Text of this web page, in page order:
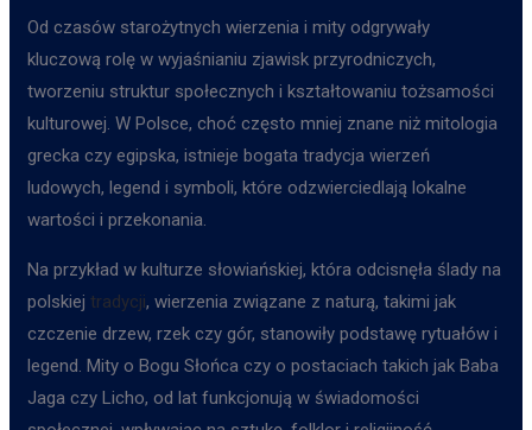
Od czasów starożytnych wierzenia i mity odgrywały
kluczową rolę w wyjaśnianiu zjawisk przyrodniczych,
tworzeniu struktur społecznych i kształtowaniu tożsamości
kulturowej. W Polsce, choć często mniej znane niż mitologia
grecka czy egipska, istnieje bogata tradycja wierzeń
ludowych, legend i symboli, które odzwierciedlają lokalne
wartości i przekonania.
Na przykład w kulturze słowiańskiej, która odcisnęła ślady na
polskiejtradycji, wierzenia związane z naturą, takimi jak
czczenie drzew, rzek czy gór, stanowiły podstawę rytuałów i
legend. Mity o Bogu Słońca czy o postaciach takich jak Baba
Jaga czy Licho, od lat funkcjonują w świadomości